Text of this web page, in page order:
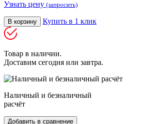
Узнать цену (запросить)
В корзину Купить в 1 клик
Товар в наличии.
Доставим сегодня или завтра.
Наличный и безналичный
расчёт
Добавить в сравнение